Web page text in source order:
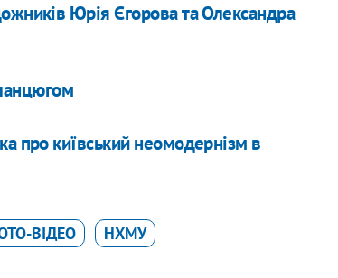
Юрія Єгорова та Олександра
про київський неомодернізм в
ВІДЕО НХМУ